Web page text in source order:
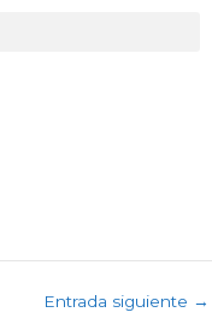
Entrada siguiente →